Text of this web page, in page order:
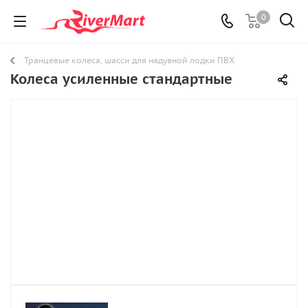
0
Транцевые колеса, шасси для надувной лодки ПВХ
Колеса усиленные стандартные